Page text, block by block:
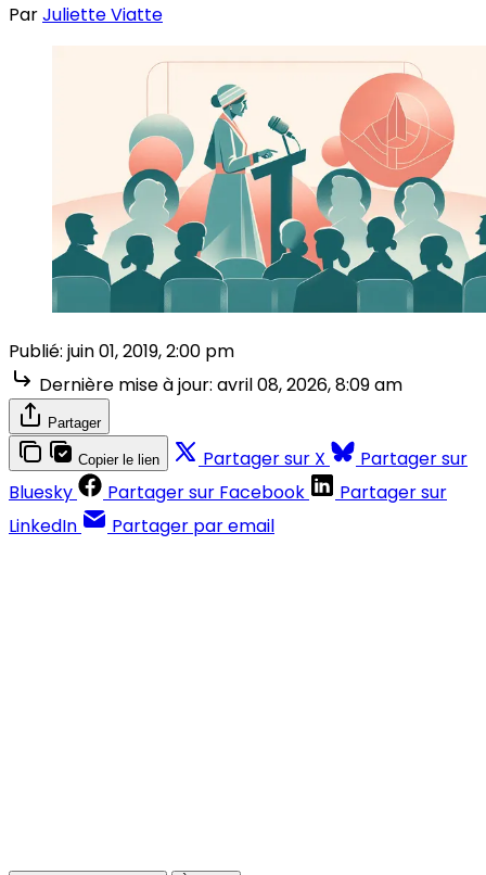
ParJuliette Viatte
Publié: juin 01, 2019, 2:00 pm
Dernière mise à jour: avril 08, 2026, 8:09 am
Partager
Copier le lien Partager sur X
Partager sur
Bluesky
Partager sur Facebook
Partager sur
LinkedIn
Partager par email